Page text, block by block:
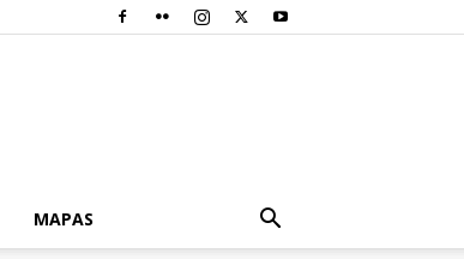
MAPAS